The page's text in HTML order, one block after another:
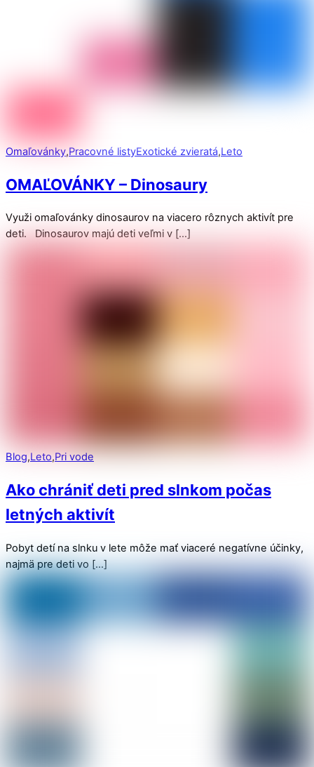
Omaľovánky,Pracovné listyExotické zvieratá,Leto
OMAĽOVÁNKY – Dinosaury
Využi omaľovánky dinosaurov na viacero rôznych aktivít pre
deti. Dinosaurov majú deti veľmi v […]
Blog,Leto,Pri vode
Ako chrániť deti pred slnkom počas
letných aktivít
Pobyt detí na slnku v lete môže mať viaceré negatívne účinky,
najmä pre deti vo […]